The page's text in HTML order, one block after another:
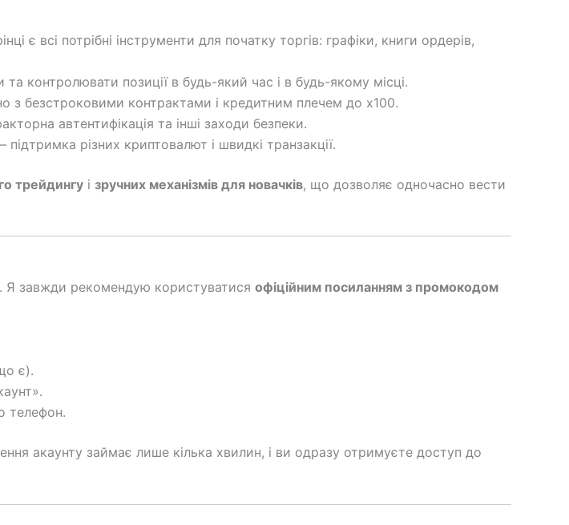
є всі потрібні інструменти для початку торгів: графіки, книги ордерів,
контролювати позиції в будь-який час і в будь-якому місці.
з безстроковими контрактами і кредитним плечем до x100.
автентифікація та інші заходи безпеки.
підтримка різних криптовалют і швидкі транзакції.
трейдингу і зручних механізмів для новачків, що дозволяє одночасно вести
Я завжди рекомендую користуватися офіційним посиланням з промокодом
є).
телефон.
акаунту займає лише кілька хвилин, і ви одразу отримуєте доступ до